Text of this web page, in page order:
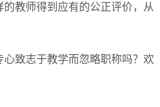
教师得到应有的公正评价，从
致志于教学而忽略职称吗？欢